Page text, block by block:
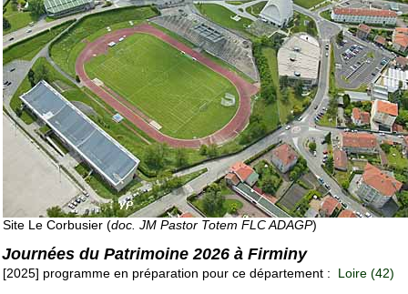
Site Le Corbusier (doc. JM Pastor Totem FLC ADAGP)
Journées du Patrimoine 2026 à Firminy
[2025] programme en préparation pour ce département : Loire (42)